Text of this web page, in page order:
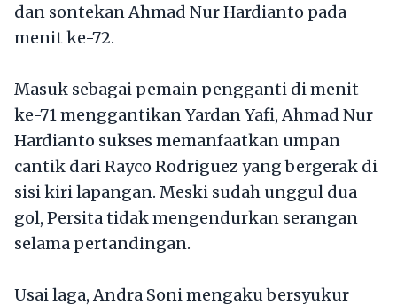
dan sontekan Ahmad Nur Hardianto pada
menit ke-72.
Masuk sebagai pemain pengganti di menit
ke-71 menggantikan Yardan Yafi, Ahmad Nur
Hardianto sukses memanfaatkan umpan
cantik dari Rayco Rodriguez yang bergerak di
sisi kiri lapangan. Meski sudah unggul dua
gol, Persita tidak mengendurkan serangan
selama pertandingan.
Usai laga, Andra Soni mengaku bersyukur